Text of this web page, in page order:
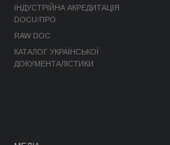
ІНДУСТРІЙНА АКРЕДИТАЦІЯ
DOCU/ПРО
RAW DOC
КАТАЛОГ УКРАЇНСЬКОЇ
ДОКУМЕНТАЛІСТИКИ